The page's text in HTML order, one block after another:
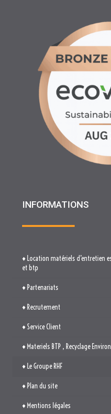
INFORMATIONS
♦ Location matériels d’entretien
et btp
♦ Partenariats
♦ Recrutement
♦ Service Client
♦ Materiels BTP , Recyclage
♦ Le Groupe RHF
♦ Plan du site
♦ Mentions légales